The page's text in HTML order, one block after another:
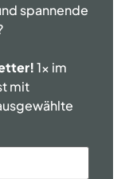
spannende
1x im
mit